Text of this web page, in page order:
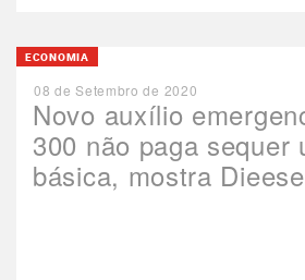
Novo auxílio
300 não paga sequer
básica, mostra Dieese
ECONOMIA
08 de Setembro de 2020